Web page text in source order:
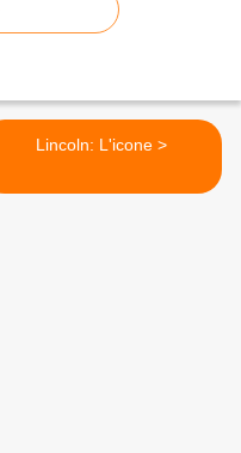
Lincoln: L'icone >